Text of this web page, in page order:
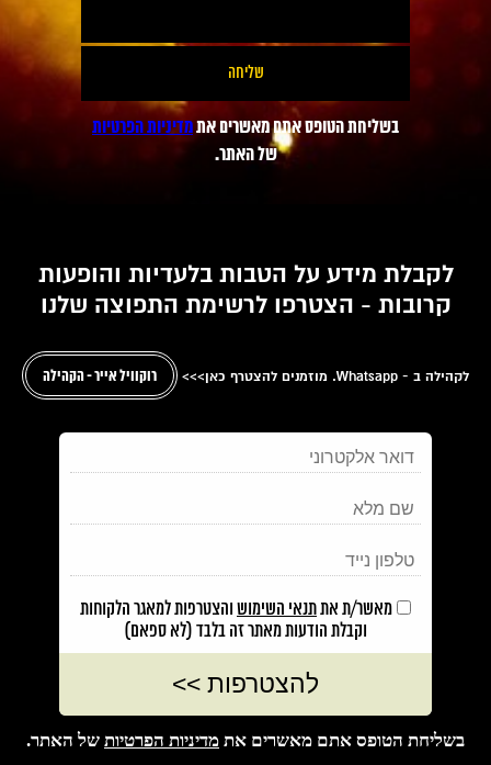
בשליחת הטופס אתם מאשרים אתמדיניות הפרטיות
של האתר.
לקבלת מידע על הטבות בלעדיות והופעות
קרובות - הצטרפו לרשימת התפוצה שלנו
לקהילה ב - Whatsapp. מוזמנים להצטרף כאן>>> רוקוויל אייר - הקהילה
מאשר/ת אתתנאי השימוש והצטרפות למאגר הלקוחות
וקבלת הודעות מאתר זה בלבד (לא ספאם)
בשליחת הטופס אתם מאשרים את מדיניות הפרטיות של האתר.